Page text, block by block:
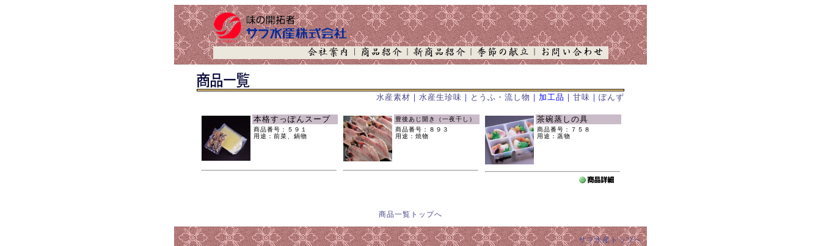
水産素材 ｜ 水産生珍味 ｜ とうふ・流し物 ｜加工品｜ 甘味 ｜ ぽんず
本格すっぽんスープ
商品番号：５９１
用途：前菜、鍋物
豊後あじ開き（一夜干し）
商品番号：８９３
用途：焼物
茶碗蒸しの具
商品番号：７５８
用途：蒸物
商品一覧トップへ
サブ水産トップへ